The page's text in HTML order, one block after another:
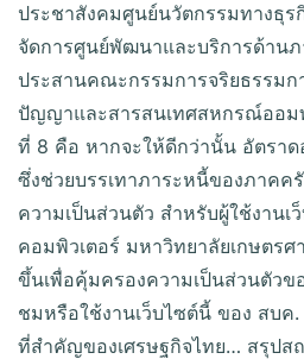
ประชาสังคมศูนย์นวัตกรรมทางธุ
จัดการศูนย์พัฒนาและบริการด้าน
ประสานคณะกรรมการจริยธรรม
ปัญญาและสารสนเทศสหกรณ์ออม
ที่ 8 คือ หากจะให้ดีกว่านั้น อัตราด
ซึ่งช่วยบรรเทาภาระหนี้ของภาคค
ความเป็นส่วนตัว สำหรับผู้ใช้งานเ
คอมพิวเตอร์ มหาวิทยาลัยเกษตร
ขึ้นเพื่อคุ้มครองความเป็นส่วนตัวข
ชมหรือใช้งานเว็บไซต์นี้ ของ สบค.
ที่สำคัญของเศรษฐกิจไทย… สรุปส